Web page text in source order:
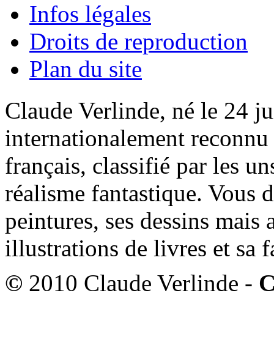
Infos légales
Droits de reproduction
Plan du site
Claude Verlinde, né le 24
internationalement
français, classifié par les
réalisme fantastique. Vous
peintures, ses dessins mais
illustrations de livres et sa
© 2010 Claude Verlinde -